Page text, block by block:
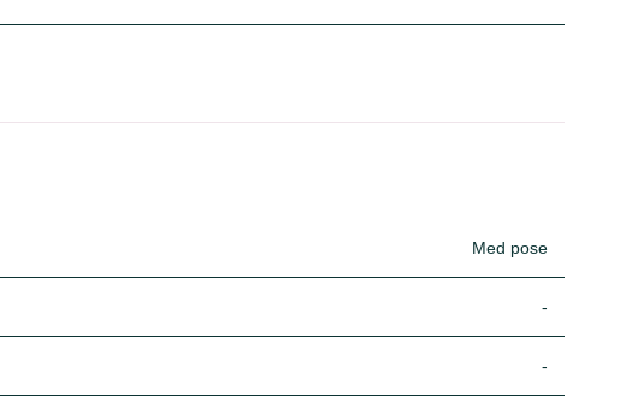
Med pose
-
-